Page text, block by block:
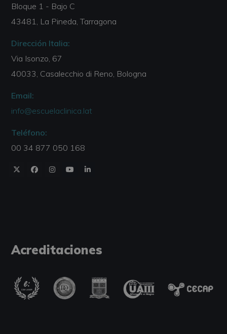
Bloque 1 - Bajo C
43481, La Pineda, Tarragona
Dirección Italia:
Via Isonzo, 67
40033, Casalecchio di Reno, Bologna
Email:
info@escuelaclinica.lat
Teléfono:
00 34 877 050 168
Acreditaciones